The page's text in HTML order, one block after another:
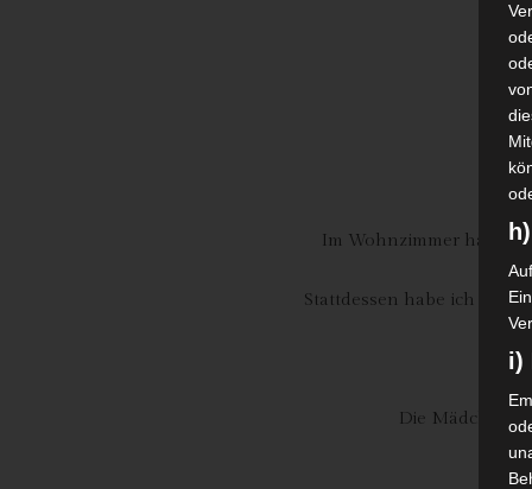
Im Wohnzimmer habe
Stattdessen habe ich ein
Die Mädchen
i)